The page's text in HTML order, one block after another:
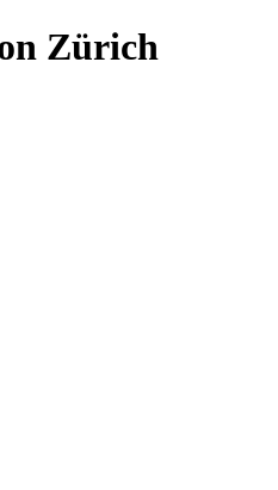
Zürich